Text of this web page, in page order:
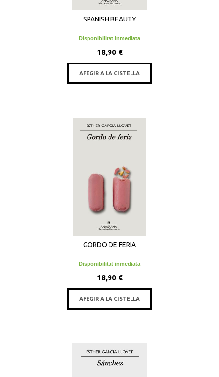
SPANISH BEAUTY
Disponibilitat inmediata
18,90 €
AFEGIR A LA CISTELLA
GORDO DE FERIA
Disponibilitat inmediata
18,90 €
AFEGIR A LA CISTELLA